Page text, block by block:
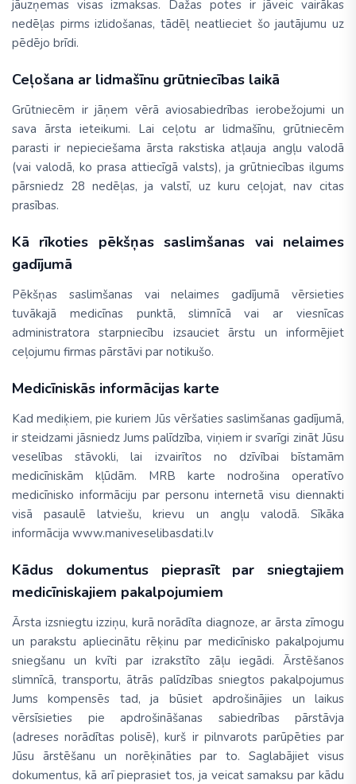
jāuzņemas visas izmaksas. Dažas potes ir jāveic vairākas
nedēļas pirms izlidošanas, tādēļ neatlieciet šo jautājumu uz
pēdējo brīdi.
Ceļošana ar lidmašīnu grūtniecības laikā
Grūtniecēm ir jāņem vērā aviosabiedrības ierobežojumi un
sava ārsta ieteikumi. Lai ceļotu ar lidmašīnu, grūtniecēm
parasti ir nepieciešama ārsta rakstiska atļauja angļu valodā
(vai valodā, ko prasa attiecīgā valsts), ja grūtniecības ilgums
pārsniedz 28 nedēļas, ja valstī, uz kuru ceļojat, nav citas
prasības.
Kā rīkoties pēkšņas saslimšanas vai nelaimes
gadījumā
Pēkšņas saslimšanas vai nelaimes gadījumā vērsieties
tuvākajā medicīnas punktā, slimnīcā vai ar viesnīcas
administratora starpniecību izsauciet ārstu un informējiet
ceļojumu firmas pārstāvi par notikušo.
Medicīniskās informācijas karte
Kad mediķiem, pie kuriem Jūs vēršaties saslimšanas gadījumā,
ir steidzami jāsniedz Jums palīdzība, viņiem ir svarīgi zināt Jūsu
veselības stāvokli, lai izvairītos no dzīvībai bīstamām
medicīniskām kļūdām. MRB karte nodrošina operatīvo
medicīnisko informāciju par personu internetā visu diennakti
visā pasaulē latviešu, krievu un angļu valodā. Sīkāka
informācija www.maniveselibasdati.lv
Kādus dokumentus pieprasīt par sniegtajiem
medicīniskajiem pakalpojumiem
Ārsta izsniegtu izziņu, kurā norādīta diagnoze, ar ārsta zīmogu
un parakstu apliecinātu rēķinu par medicīnisko pakalpojumu
sniegšanu un kvīti par izrakstīto zāļu iegādi. Ārstēšanos
slimnīcā, transportu, ātrās palīdzības sniegtos pakalpojumus
Jums kompensēs tad, ja būsiet apdrošinājies un laikus
vērsīsieties pie apdrošināšanas sabiedrības pārstāvja
(adreses norādītas polisē), kurš ir pilnvarots parūpēties par
Jūsu ārstēšanu un norēķināties par to. Saglabājiet visus
dokumentus, kā arī pieprasiet tos, ja veicat samaksu par kādu